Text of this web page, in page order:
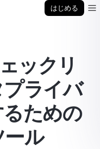
はじめる
ックリ
ライバ
ための
ル